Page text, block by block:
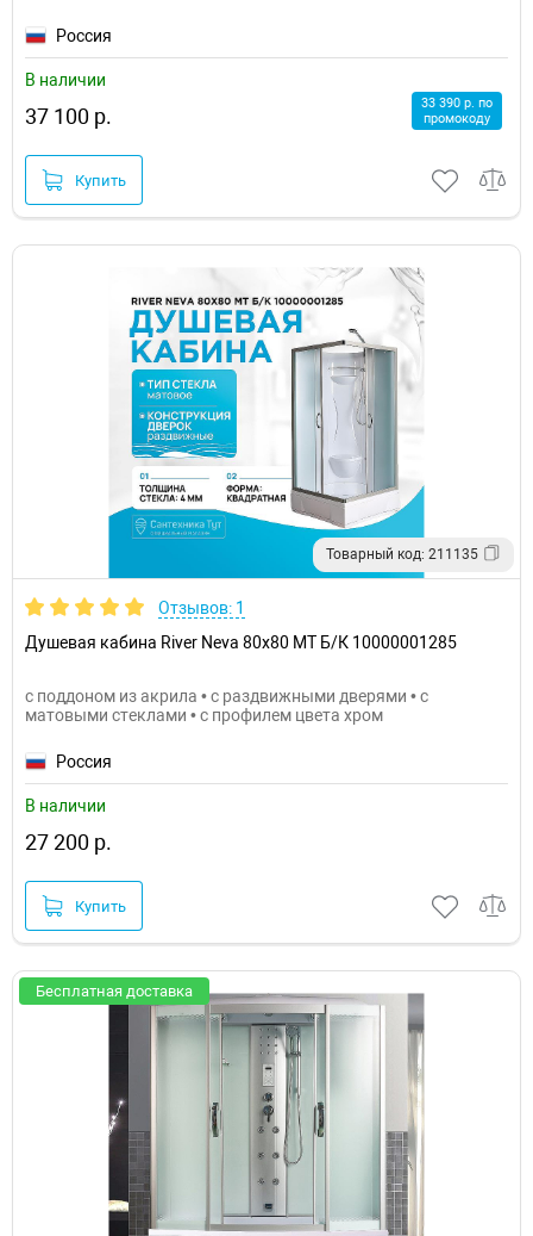
Россия
В наличии
37 100 р.
33 390 р. по
промокоду
Купить
Товарный код: 211135
Отзывов: 1
Душевая кабина River Neva 80x80 МТ Б/К 10000001285
с поддоном из акрила • с раздвижными дверями • с
матовыми стеклами • с профилем цвета хром
Россия
В наличии
27 200 р.
Купить
Бесплатная доставка